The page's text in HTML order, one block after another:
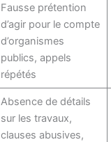
Fausse prétention
d’agir pour le compte
d’organismes
publics, appels
répétés
Absence de détails
sur les travaux,
clauses abusives,